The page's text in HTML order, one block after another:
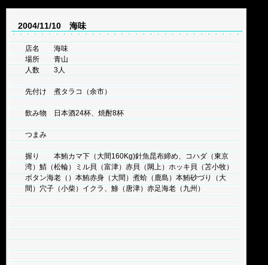
2004/11/10 海味
店名 海味
場所 青山
人数 3人
先付け 煮タラコ（余市）
飲み物 日本酒24杯、焼酎8杯
つまみ
握り 本鮪カマ下（大間160Kg)針魚昆布締め、コハダ（東京
湾）鯖（松輪）ミル貝（富津）赤貝（閖上）ホッキ貝（苫小牧）
ボタン海老（）本鮪赤身（大間）煮蛤（鹿島）本鮪砂づり（大
間）穴子（小柴）イクラ、鯵（唐津）赤足海老（九州）